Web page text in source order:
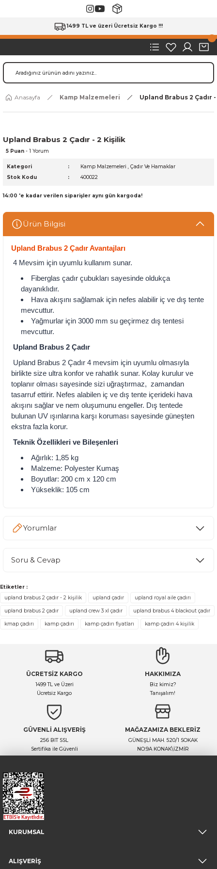
1499 TL ve üzeri Ücretsiz Kargo !!!
Anasayfa Kamp Malzemeleri Upland Brabus 2 Çadır
Upland Brabus 2 Çadır - 2 Kişilik
5 Puan - 1 Yorum
Kategori Kamp Malzemeleri , Çadır Ve Hamaklar
Stok Kodu
400022
14:00 'e kadar verilen siparişler aynı gün kargoda!
Ürün Bilgisi
Upland Brabus 2 Çadır Avantajları
4 Mevsim için uyumlu kullanım sunar.
Fiberglas çadır çubukları sayesinde oldukça
dayanıklıdır.
Hava akışını sağlamak için nefes alabilir iç ve dış tente
mevcuttur.
Yağmurlar için 3000 mm su geçirmez dış tentesi
mevcuttur.
Upland Brabus 2 Çadır
Upland Brabus 2 Çadır 4 mevsim için uyumlu olmasıyla
birlikte size ultra konfor ve rahatlık sunar. Kolay kurulur ve
toplanır olması sayesinde sizi uğraştırmaz, zamandan
tasarruf ettirir. Nefes alabilen iç ve dış tente içerideki hava
akışını sağlar ve nem oluşumunu engeller. Dış tentede
bulunan UV ışınlarına karşı koruması sayesinde güneşten
ekstra fazla korur.
Teknik Özellikleri ve Bileşenleri
Ağırlık: 1,85 kg
Malzeme: Polyester Kumaş
Boyutlar: 200 cm x 120 cm
Yükseklik: 105 cm
Yorumlar
Kaliteli
pakete özen gösterilmesinden memnun kaldım.
Birol Çetik | 23/09/2023
Yorum Yaz
Soru & Cevap
Ürün hakkında henüz soru sorulmamış.
Etiketler :
upland brabus 2 çadır - 2 kişilik
upland çadır upland royal aile çadırı
upland brabus 2 çadır upland crew 3 xl çadır upland brabus 4 blackout çadır
kmap çadırı kamp çadırı kamp çadırı fiyatları kamp çadırı 4 kişilik
ÜCRETSİZ KARGO
1499 TL ve Üzeri
Ücretsiz Kargo
HAKKIMIZA
Biz kimiz?
Tanışalım!
GÜVENLİ ALIŞVERİŞ
256 BIT SSL
Sertifika ile Güvenli
MAĞAZAMIZA BEKLERİZ
GÜNEŞLİ MAH. 520/1 SOKAK
NO:9A KONAK\İZMİR
KURUMSAL
ALIŞVERİŞ